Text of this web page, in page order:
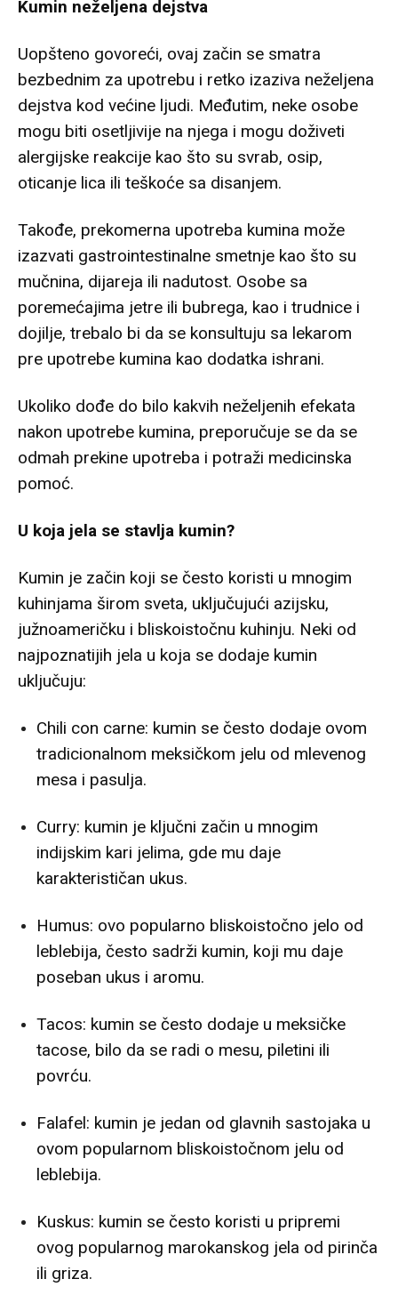
Kumin neželjena dejstva
Uopšteno govoreći, ovaj začin se smatra
bezbednim za upotrebu i retko izaziva neželjena
dejstva kod većine ljudi. Međutim, neke osobe
mogu biti osetljivije na njega i mogu doživeti
alergijske reakcije kao što su svrab, osip,
oticanje lica ili teškoće sa disanjem.
Takođe, prekomerna upotreba kumina može
izazvati gastrointestinalne smetnje kao što su
mučnina, dijareja ili nadutost. Osobe sa
poremećajima jetre ili bubrega, kao i trudnice i
dojilje, trebalo bi da se konsultuju sa lekarom
pre upotrebe kumina kao dodatka ishrani.
Ukoliko dođe do bilo kakvih neželjenih efekata
nakon upotrebe kumina, preporučuje se da se
odmah prekine upotreba i potraži medicinska
pomoć.
U koja jela se stavlja kumin?
Kumin je začin koji se često koristi u mnogim
kuhinjama širom sveta, uključujući azijsku,
južnoameričku i bliskoistočnu kuhinju. Neki od
najpoznatijih jela u koja se dodaje kumin
uključuju:
Chili con carne: kumin se često dodaje ovom
tradicionalnom meksičkom jelu od mlevenog
mesa i pasulja.
Curry: kumin je ključni začin u mnogim
indijskim kari jelima, gde mu daje
karakterističan ukus.
Humus: ovo popularno bliskoistočno jelo od
leblebija, često sadrži kumin, koji mu daje
poseban ukus i aromu.
Tacos: kumin se često dodaje u meksičke
tacose, bilo da se radi o mesu, piletini ili
povrću.
Falafel: kumin je jedan od glavnih sastojaka u
ovom popularnom bliskoistočnom jelu od
leblebija.
Kuskus: kumin se često koristi u pripremi
ovog popularnog marokanskog jela od pirinča
ili griza.